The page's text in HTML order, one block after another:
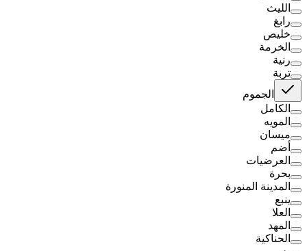
الليث
رابغ
خليص
الخرمة
رنية
تربة
الجموم
الكامل
المويه
ميسان
أضم
العرضيات
بحرة
المدينة المنورة
ينبع
العلا
المهد
الحناكية